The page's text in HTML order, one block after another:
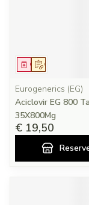
Op voorschrift
Geneesmiddel
Eurogenerics (EG)
Aciclovir EG 800
35X800Mg
€ 19,50